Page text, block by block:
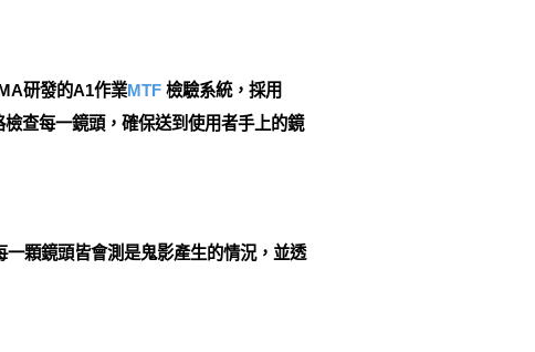
研發的A1作業MTF 檢驗系統，採用
查每一鏡頭，確保送到使用者手上的鏡
顆鏡頭皆會測是鬼影產生的情況，並透